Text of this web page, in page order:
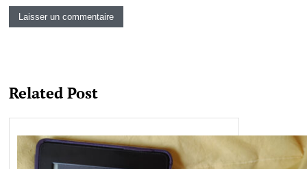
Related Post